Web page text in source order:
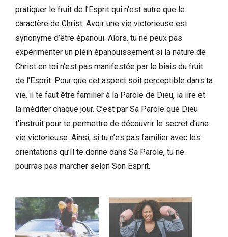
pratiquer le fruit de l’Esprit qui n’est autre que le
caractère de Christ. Avoir une vie victorieuse est
synonyme d’être épanoui. Alors, tu ne peux pas
expérimenter un plein épanouissement si la nature de
Christ en toi n’est pas manifestée par le biais du fruit
de l’Esprit. Pour que cet aspect soit perceptible dans ta
vie, il te faut être familier à la Parole de Dieu, la lire et
la méditer chaque jour. C’est par Sa Parole que Dieu
t’instruit pour te permettre de découvrir le secret d’une
vie victorieuse. Ainsi, si tu n’es pas familier avec les
orientations qu’Il te donne dans Sa Parole, tu ne
pourras pas marcher selon Son Esprit.